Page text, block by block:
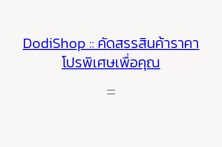
DodiShop :: คัดสรรสินค้าราคา
โปรพิเศษเพื่อคุณ